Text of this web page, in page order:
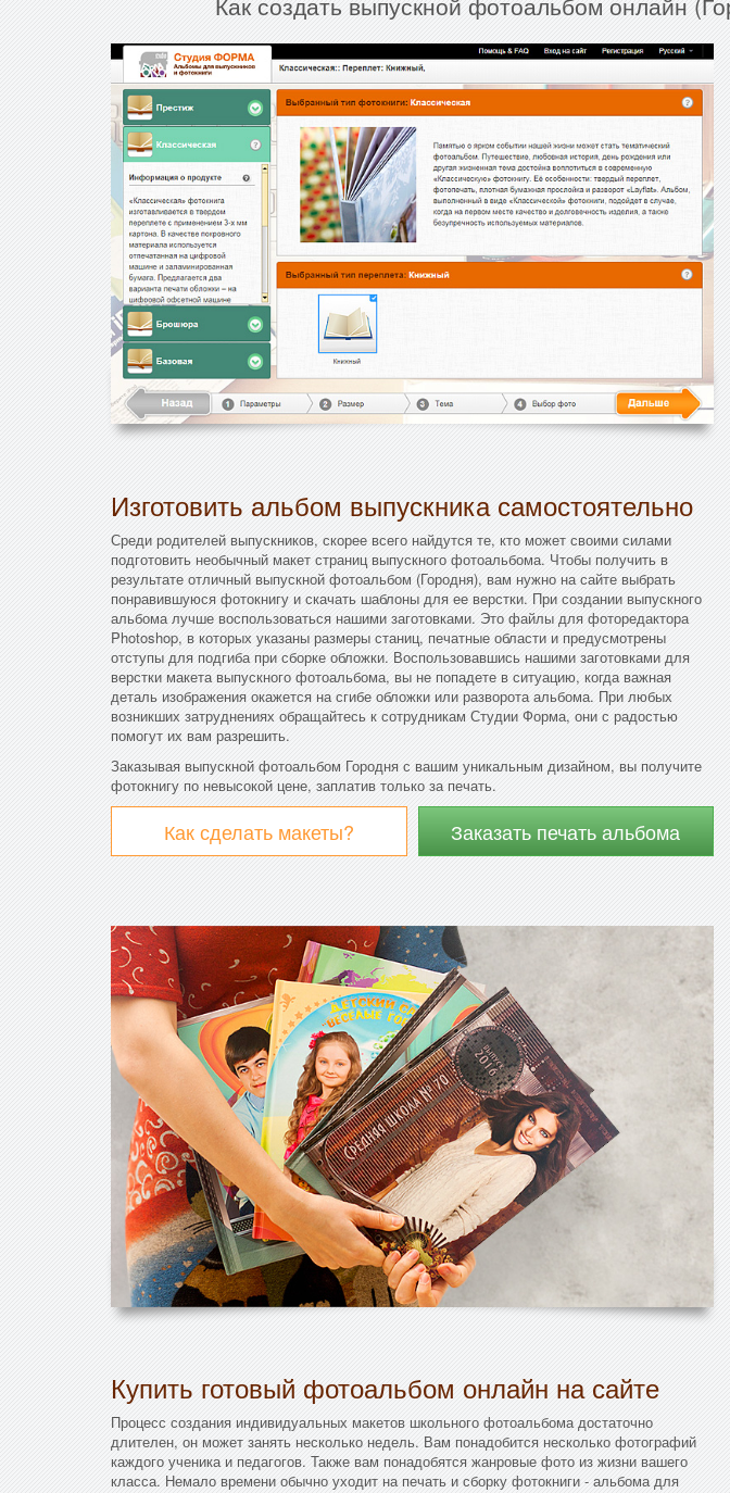
Изготовить альбом выпускника самостоятельно
Среди родителей выпускников, скорее всего найдутся те, кто может своими силами
подготовить необычный макет страниц выпускного фотоальбома. Чтобы получить в
результате отличный выпускной фотоальбом (Городня), вам нужно на сайте выбрать
понравившуюся фотокнигу и скачать шаблоны для ее верстки. При создании выпускного
альбома лучше воспользоваться нашими заготовками. Это файлы для фоторедактора
Photoshop, в которых указаны размеры станиц, печатные области и предусмотрены
отступы для подгиба при сборке обложки. Воспользовавшись нашими заготовками для
верстки макета выпускного фотоальбома, вы не попадете в ситуацию, когда важная
деталь изображения окажется на сгибе обложки или разворота альбома. При любых
возникших затруднениях обращайтесь к сотрудникам Студии Форма, они с радостью
помогут их вам разрешить.
Заказывая выпускной фотоальбом Городня с вашим уникальным дизайном, вы получите
фотокнигу по невысокой цене, заплатив только за печать.
Как сделать макеты? Заказать печать альбома
Купить готовый фотоальбом онлайн на сайте
Процесс создания индивидуальных макетов школьного фотоальбома достаточно
длителен, он может занять несколько недель. Вам понадобится несколько фотографий
каждого ученика и педагогов. Также вам понадобятся жанровые фото из жизни вашего
класса. Немало времени обычно уходит на печать и сборку фотокниги - альбома для